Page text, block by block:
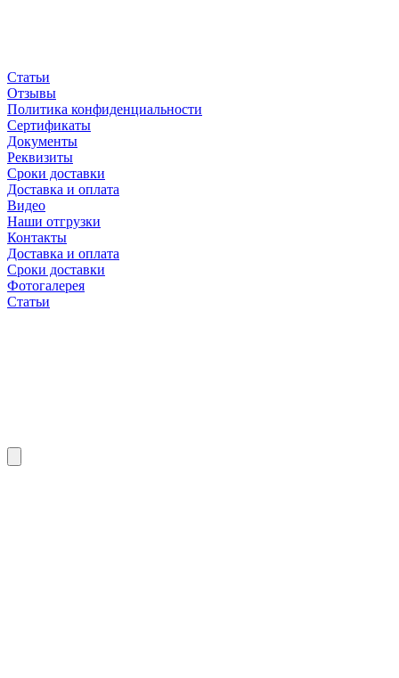
Статьи
Отзывы
Политика конфиденциальности
Сертификаты
Документы
Реквизиты
Сроки доставки
Доставка и оплата
Видео
Наши отгрузки
Контакты
Доставка и оплата
Сроки доставки
Фотогалерея
Статьи